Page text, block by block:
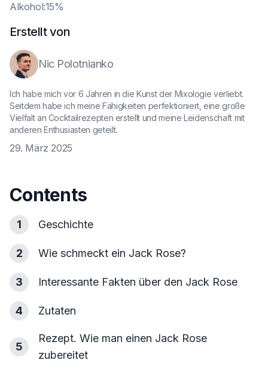
Alkohol:15%
Erstellt von
Nic Polotnianko
Ich habe mich vor 6 Jahren in die Kunst der Mixologie verliebt.
Seitdem habe ich meine Fähigkeiten perfektioniert, eine große
Vielfalt an Cocktailrezepten erstellt und meine Leidenschaft mit
anderen Enthusiasten geteilt.
29. März 2025
Contents
1 Geschichte
2 Wie schmeckt ein Jack Rose?
3 Interessante Fakten über den Jack Rose
4 Zutaten
5
Rezept. Wie man einen Jack Rose
zubereitet